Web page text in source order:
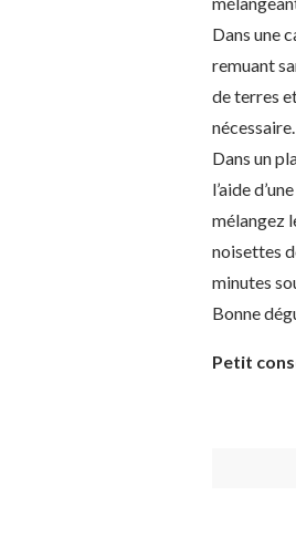
Dans une
remuant
de terres
nécessaire.
Dans un
l’aide
mélangez
noisettes
minutes
Bonne
Petit